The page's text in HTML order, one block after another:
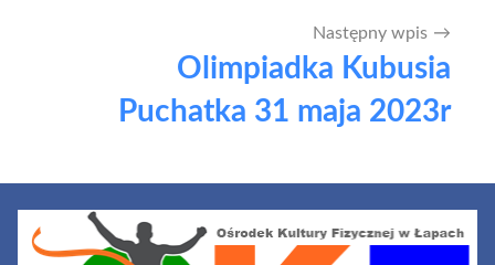
Następny wpis
Olimpiadka Kubusia
Puchatka 31 maja 2023r